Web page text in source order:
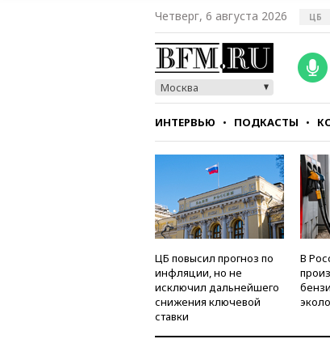
Четверг, 6 августа 2026 ЦБ
Москва
ИНТЕРВЬЮ ПОДКАСТЫ
СТИЛЬ ТЕСТЫ
ЦБ повысил прогноз по
инфляции, но не
исключил дальнейшего
снижения ключевой
ставки
В